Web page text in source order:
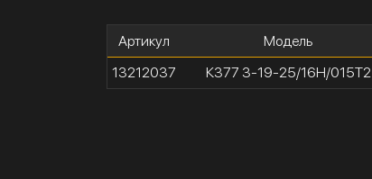
Артикул
13212037
Модель
К377 3-19-25/16Н/015Т2